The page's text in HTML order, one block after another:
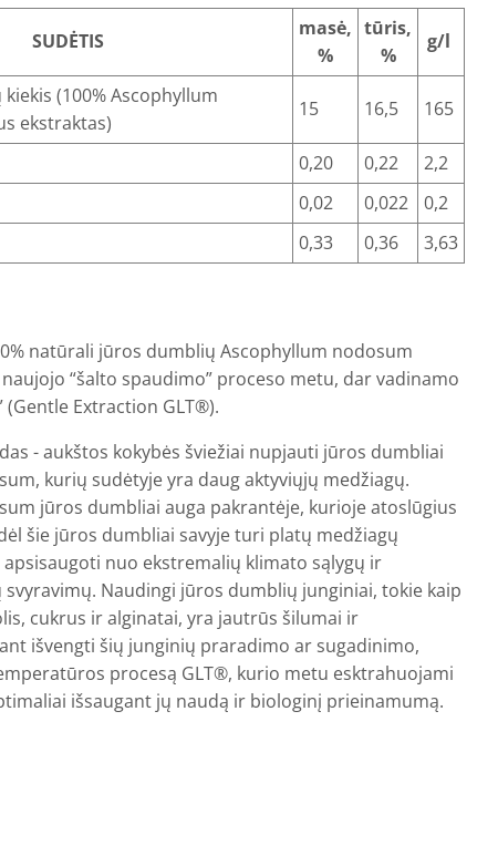
SUDĖTIS
masė,
%
tūris,
%
g/l
(100% Ascophyllum
ekstraktas)
15 16,5 165
0,20 0,22
2,2
0,02 0,022
0,2
0,33 0,36 3,63
natūrali jūros dumblių Ascophyllum nodosum
“šalto spaudimo” proceso metu, dar vadinamo
(Gentle Extraction GLT®).
- aukštos kokybės šviežiai nupjauti jūros dumbliai
kurių sudėtyje yra daug aktyviųjų medžiagų.
jūros dumbliai auga pakrantėje, kurioje atoslūgius
šie jūros dumbliai savyje turi platų medžiagų
nuo ekstremalių klimato sąlygų ir
Naudingi jūros dumblių junginiai, tokie kaip
cukrus ir alginatai, yra jautrūs šilumai ir
išvengti šių junginių praradimo ar sugadinimo,
procesą GLT®, kurio metu esktrahuojami
išsaugant jų naudą ir biologinį prieinamumą.